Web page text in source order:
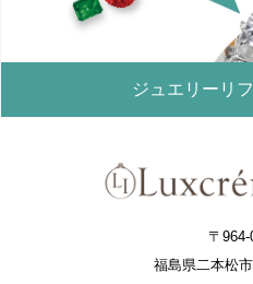
ジュエリーリ
〒964-
福島県二本松